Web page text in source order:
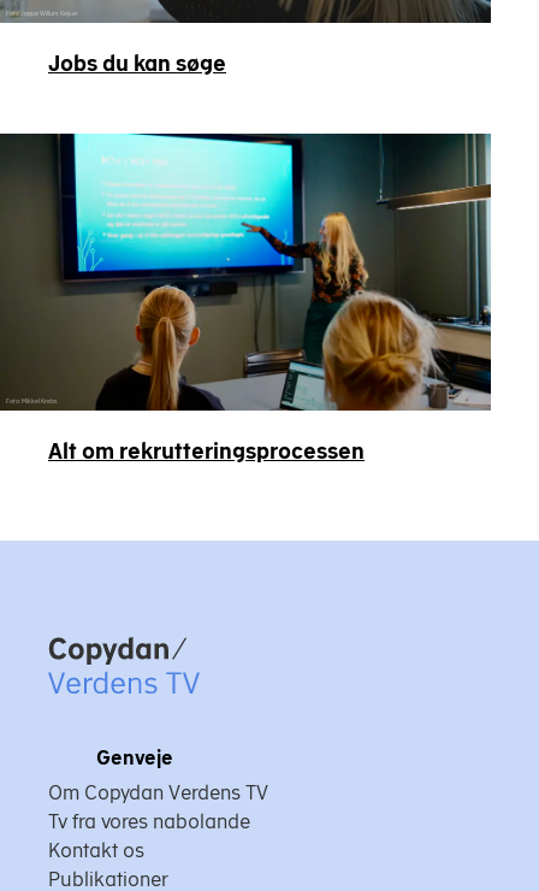
Foto Jeppe Willum Kejser
Jobs du kan søge
Foto: Mikkel Krebs
Alt om rekrutteringsprocessen
Copydan
Genveje
Om Copydan Verdens TV
Tv fra vores nabolande
Kontakt os
Publikationer